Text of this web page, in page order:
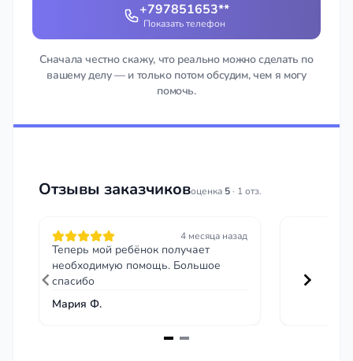
+797851653**
Показать телефон
Сначала честно скажу, что реально можно сделать по
вашему делу — и только потом обсудим, чем я могу
помочь.
Отзывы заказчиковоценка 5 · 1 отз.
4 месяца назад
Теперь мой ребёнок получает
необходимую помощь. Большое
спасибо
Мария Ф.